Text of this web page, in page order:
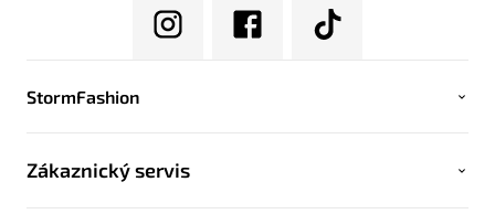
StormFashion
Zákaznický servis